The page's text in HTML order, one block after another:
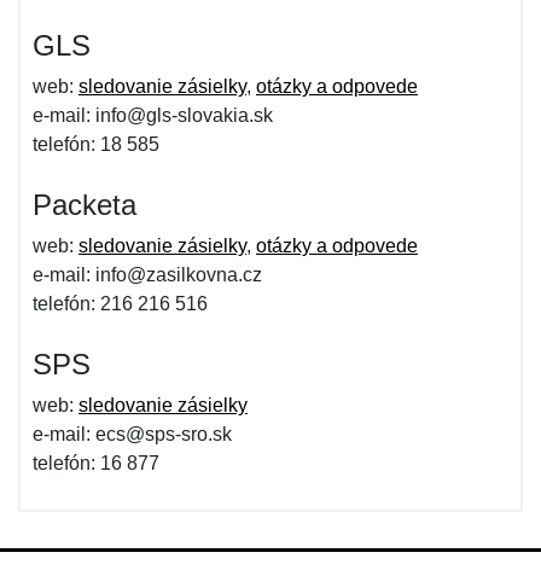
GLS
web: sledovanie zásielky, otázky a odpovede
e-mail: info@gls-slovakia.sk
telefón: 18 585
Packeta
web: sledovanie zásielky, otázky a odpovede
e-mail: info@zasilkovna.cz
telefón: 216 216 516
SPS
web: sledovanie zásielky
e-mail: ecs@sps-sro.sk
telefón: 16 877